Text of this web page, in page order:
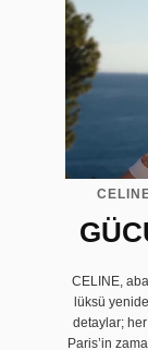
CELINE,
lüksü
detaylar;
Paris’in